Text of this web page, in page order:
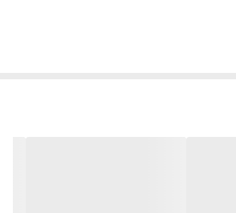
لب